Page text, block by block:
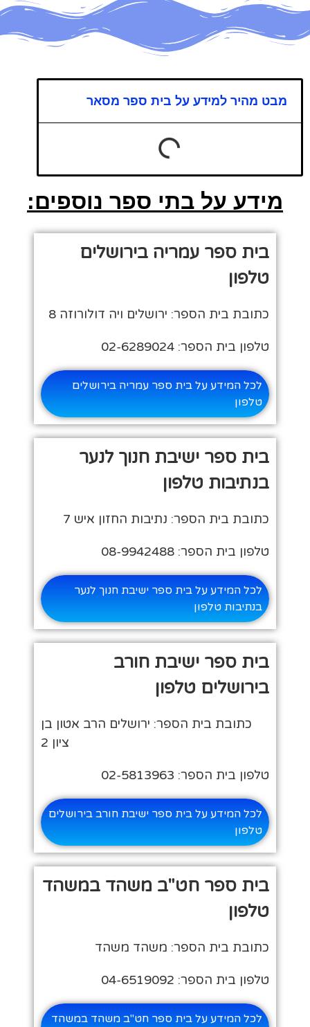
מבט מהיר למידע על בית ספר מסאר
מידע על בתי ספר נוספים:
בית ספר עמריה בירושלים
טלפון
כתובת בית הספר: ירושלים ויה דולורוזה 8
טלפון בית הספר: 02-6289024
לכל המידע על בית ספר עמריה בירושלים
טלפון
בית ספר ישיבת חנוך לנער
בנתיבות טלפון
כתובת בית הספר: נתיבות החזון איש 7
טלפון בית הספר: 08-9942488
לכל המידע על בית ספר ישיבת חנוך לנער
בנתיבות טלפון
בית ספר ישיבת חורב
בירושלים טלפון
כתובת בית הספר: ירושלים הרב אטון בן
ציון 2
טלפון בית הספר: 02-5813963
לכל המידע על בית ספר ישיבת חורב בירושלים
טלפון
בית ספר חט"ב משהד במשהד
טלפון
כתובת בית הספר: משהד משהד
טלפון בית הספר: 04-6519092
לכל המידע על בית ספר חט"ב משהד במשהד